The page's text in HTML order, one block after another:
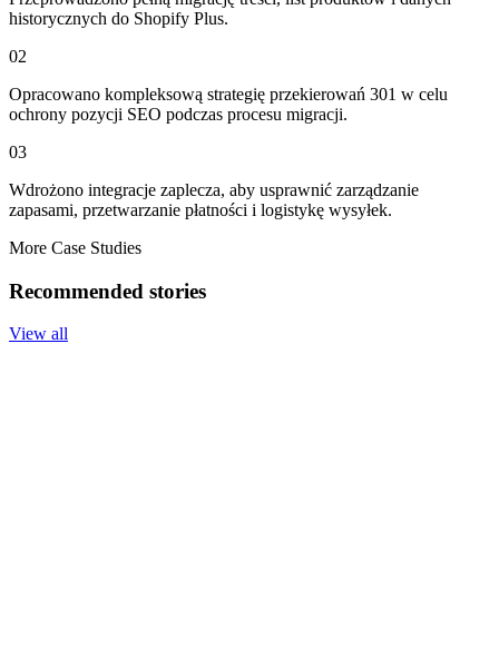
historycznych do Shopify Plus.
02
Opracowano kompleksową strategię przekierowań 301 w celu
ochrony pozycji SEO podczas procesu migracji.
03
Wdrożono integracje zaplecza, aby usprawnić zarządzanie
zapasami, przetwarzanie płatności i logistykę wysyłek.
More Case Studies
Recommended stories
View all